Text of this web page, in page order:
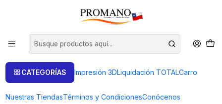
CATEGORÍAS Impresión 3DLiquidación TOTALCarro
Nuestras TiendasTérminos y CondicionesConócenos
Herramientas Alicates
ALICATE ESPECIAL DOBLE CILINDRO PARA PULSERAS